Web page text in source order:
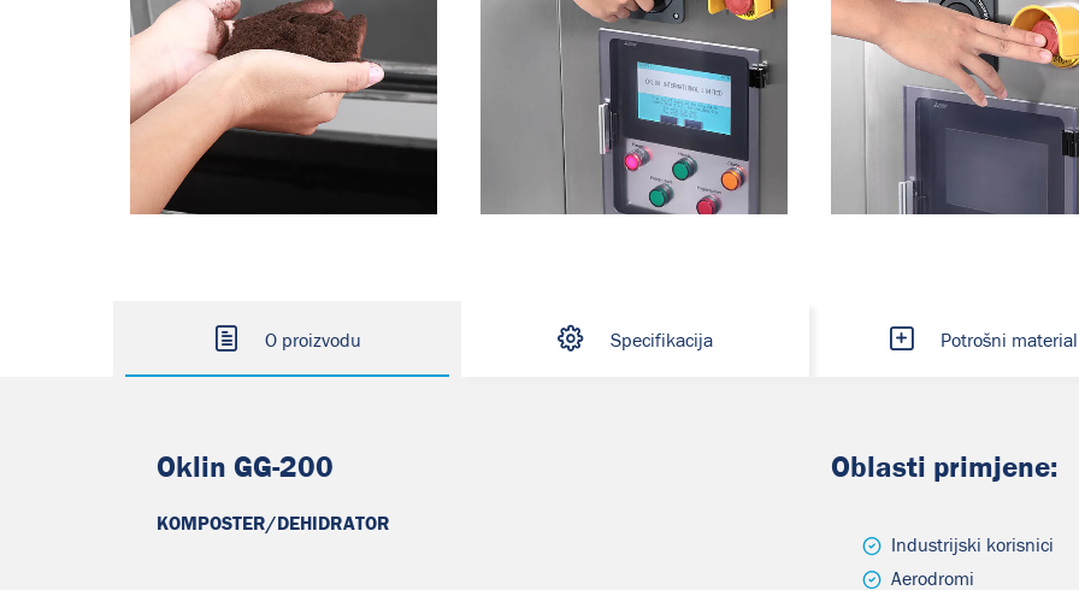
O proizvodu Specifikacija Potrošni material
Oklin GG-200
KOMPOSTER/DEHIDRATOR
Oblasti primjene:
Industrijski korisnici
Aerodromi